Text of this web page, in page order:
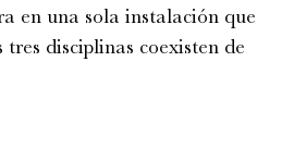
en una sola instalación que
tres disciplinas coexisten de